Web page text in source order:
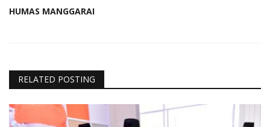
HUMAS MANGGARAI
RELATED POSTING